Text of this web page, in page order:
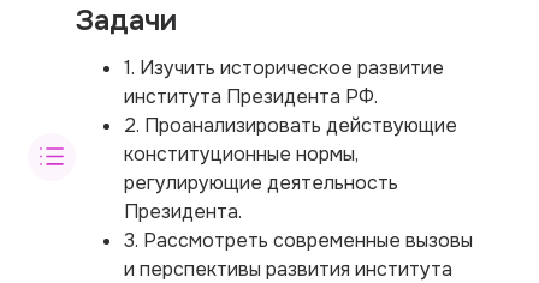
Задачи
1. Изучить историческое развитие
института Президента РФ.
2. Проанализировать действующие
конституционные нормы,
регулирующие деятельность
Президента.
3. Рассмотреть современные вызовы
и перспективы развития института